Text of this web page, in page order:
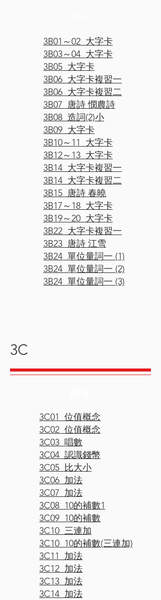
3B01～02 大字卡
3B03～04 大字卡
3B05 大字卡
3B06 大字卡複習一
3B06 大字卡複習二
3B07 唐詩 憫農詩
3B08 造詞(2)小
3B09 大字卡
3B10～11 大字卡
3B12～13 大字卡
3B14 大字卡複習一
3B14 大字卡複習二
3B15 唐詩 春曉
3B17～18 大字卡
3B19～20 大字卡
3B22 大字卡複習一
3B23 唐詩 江雪
3B24 單位量詞一 (1)
3B24 單位量詞一 (2)
3B24 單位量詞一 (3)
3C
3C01 位值概念
3C02 位值概念
3C03 唱數
3C04 認識錢幣
3C05 比大小
3C06 加法
3C07 加法
3C08 10的補數1
3C09 10的補數
3C10 三連加
3C10 10的補數(三連加)
3C11 加法
3C12 加法
3C13 加法
3C14 加法